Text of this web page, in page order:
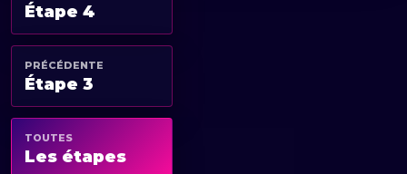
Étape 4
PRÉCÉDENTE
Étape 3
TOUTES
Les étapes